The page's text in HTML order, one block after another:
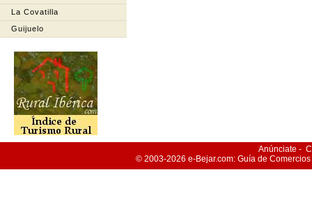
La Covatilla
Guijuelo
Anúnciate -
© 2003-2026 e-Bejar.com: Guía de